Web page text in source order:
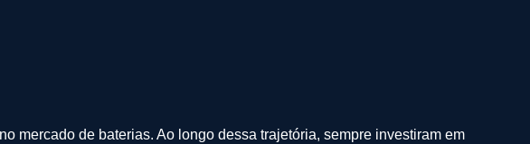
mercado de baterias. Ao longo dessa trajetória, sempre investiram em